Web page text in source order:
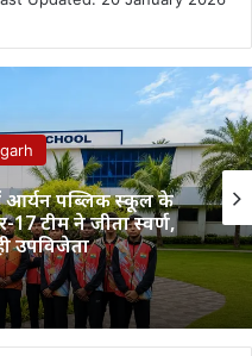
आर्यन पब्लिक स्कूल के
उपविजेता